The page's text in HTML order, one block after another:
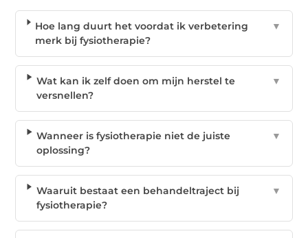
Hoe lang duurt het voordat ik verbetering
merk bij fysiotherapie?
▼
Wat kan ik zelf doen om mijn herstel te
versnellen?
▼
Wanneer is fysiotherapie niet de juiste
oplossing?
▼
Waaruit bestaat een behandeltraject bij
fysiotherapie?
▼